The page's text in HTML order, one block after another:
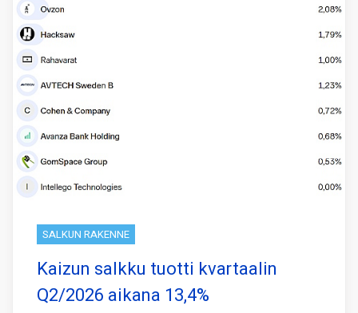
SALKUN RAKENNE
Kaizun salkku tuotti kvartaalin
Q2/2026 aikana 13,4%